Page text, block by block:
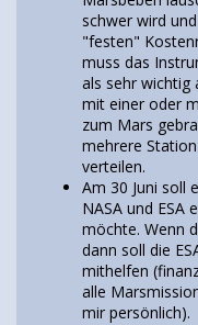
schwer wird
"festen"
muss das
als sehr wichtig
mit einer oder
zum Mars
mehrere
verteilen.
Am 30 Juni soll
NASA und ESA
möchte. Wenn
dann soll die
mithelfen
alle
mir persönlich).